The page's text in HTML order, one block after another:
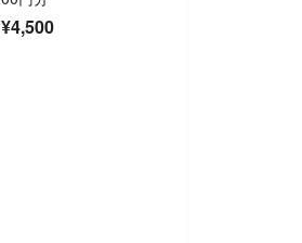
¥4,500